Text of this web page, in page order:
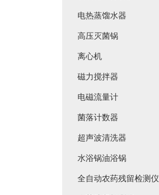
电热蒸馏水器
高压灭菌锅
离心机
磁力搅拌器
电磁流量计
菌落计数器
超声波清洗器
水浴锅油浴锅
全自动农药残留检测仪